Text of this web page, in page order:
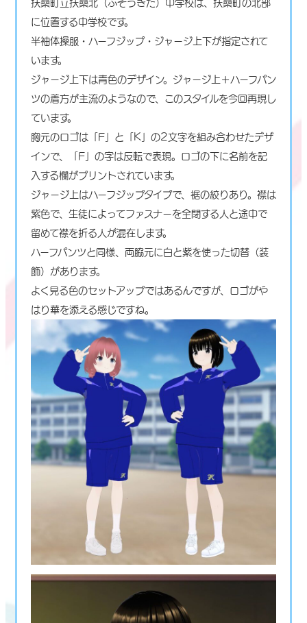
扶桑町立扶桑北（ふそうきた）中学校は、扶桑町の北部
に位置する中学校です。
半袖体操服・ハーフジップ・ジャージ上下が指定されて
います。
ジャージ上下は青色のデザイン。ジャージ上＋ハーフパン
ツの着方が主流のようなので、このスタイルを今回再現し
ています。
胸元のロゴは「F」と「K」の2文字を組み合わせたデザ
インで、「F」の字は反転で表現。ロゴの下に名前を記
入する欄がプリントされています。
ジャージ上はハーフジップタイプで、裾の絞りあり。襟は
紫色で、生徒によってファスナーを全閉する人と途中で
留めて襟を折る人が混在します。
ハーフパンツと同様、両脇元に白と紫を使った切替（装
飾）があります。
よく見る色のセットアップではあるんですが、ロゴがや
はり華を添える感じですね。